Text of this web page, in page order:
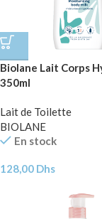
Biolane Lait Corps
350ml
Lait de Toilette
BIOLANE
En stock
128,00 Dhs